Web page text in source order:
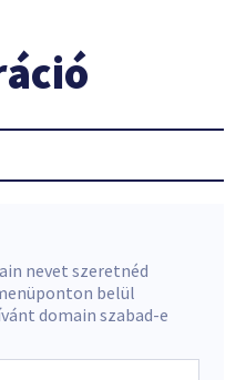
nevet szeretnéd
belül
domain szabad-e